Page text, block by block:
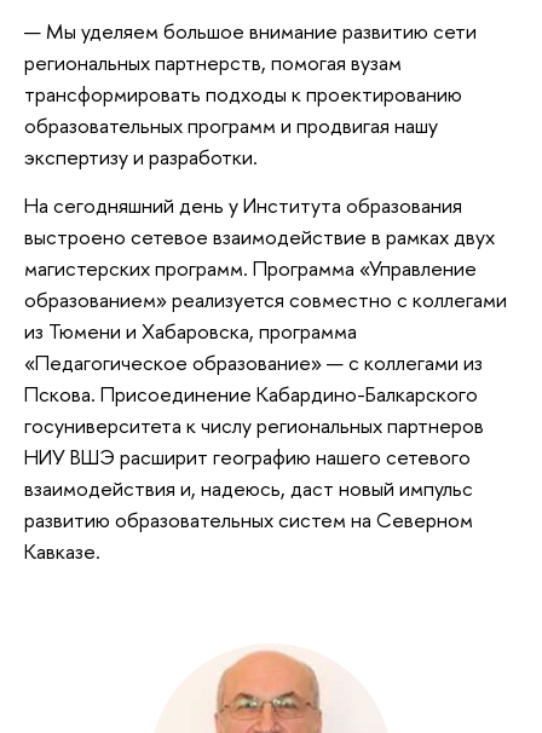
— Мы уделяем большое внимание развитию сети
региональных партнерств, помогая вузам
трансформировать подходы к проектированию
образовательных программ и продвигая нашу
экспертизу и разработки.
На сегодняшний день у Института образования
выстроено сетевое взаимодействие в рамках двух
магистерских программ. Программа «Управление
образованием» реализуется совместно с коллегами
из Тюмени и Хабаровска, программа
«Педагогическое образование» — с коллегами из
Пскова. Присоединение Кабардино-Балкарского
госуниверситета к числу региональных партнеров
НИУ ВШЭ расширит географию нашего сетевого
взаимодействия и, надеюсь, даст новый импульс
развитию образовательных систем на Северном
Кавказе.